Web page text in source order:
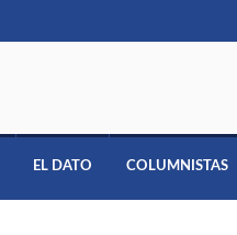
EL DATO COLUMNISTAS